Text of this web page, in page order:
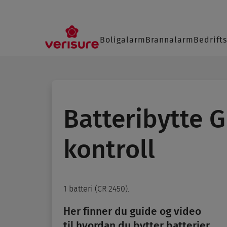
Main
Boligalarm Brannalarm
Batteribytte
kontroll
1 batteri (CR 2450).
Her finner du guide og video